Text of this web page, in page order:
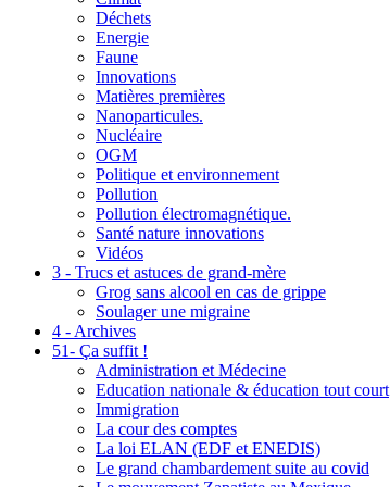
Déchets
Energie
Faune
Innovations
Matières premières
Nanoparticules.
Nucléaire
OGM
Politique et environnement
Pollution
Pollution électromagnétique.
Santé nature innovations
Vidéos
3 - Trucs et astuces de grand-mère
Grog sans alcool en cas de grippe
Soulager une migraine
4 - Archives
51- Ça suffit !
Administration et Médecine
Education nationale & éducation tout court
Immigration
La cour des comptes
La loi ELAN (EDF et ENEDIS)
Le grand chambardement suite au covid